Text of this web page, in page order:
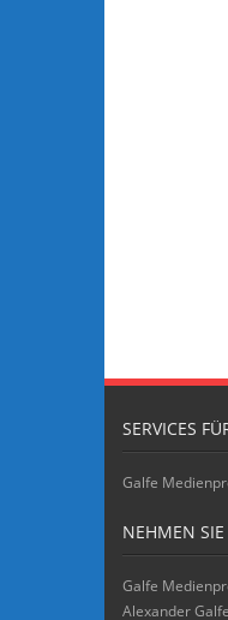
SERVICES
Galfe
NEHMEN
Galfe
Alexander